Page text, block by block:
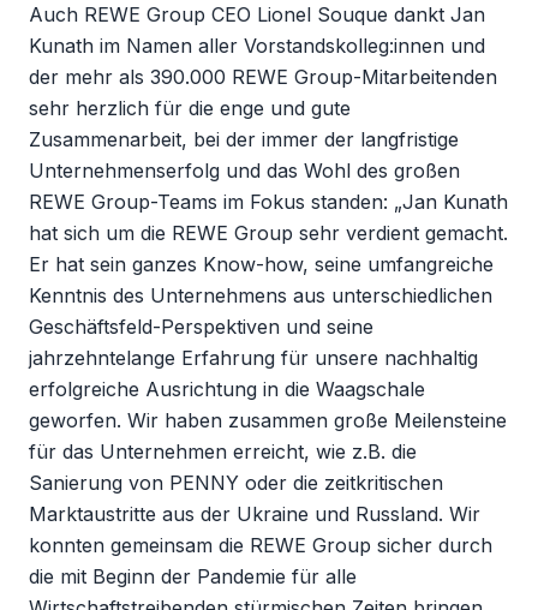
Auch REWE Group CEO Lionel Souque dankt Jan
Kunath im Namen aller Vorstandskolleg:innen und
der mehr als 390.000 REWE Group-Mitarbeitenden
sehr herzlich für die enge und gute
Zusammenarbeit, bei der immer der langfristige
Unternehmenserfolg und das Wohl des großen
REWE Group-Teams im Fokus standen: „Jan Kunath
hat sich um die REWE Group sehr verdient gemacht.
Er hat sein ganzes Know-how, seine umfangreiche
Kenntnis des Unternehmens aus unterschiedlichen
Geschäftsfeld-Perspektiven und seine
jahrzehntelange Erfahrung für unsere nachhaltig
erfolgreiche Ausrichtung in die Waagschale
geworfen. Wir haben zusammen große Meilensteine
für das Unternehmen erreicht, wie z.B. die
Sanierung von PENNY oder die zeitkritischen
Marktaustritte aus der Ukraine und Russland. Wir
konnten gemeinsam die REWE Group sicher durch
die mit Beginn der Pandemie für alle